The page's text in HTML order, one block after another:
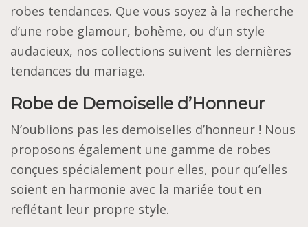
robes tendances. Que vous soyez à la recherche
d’une robe glamour, bohème, ou d’un style
audacieux, nos collections suivent les dernières
tendances du mariage.
Robe de Demoiselle d’Honneur
N’oublions pas les demoiselles d’honneur ! Nous
proposons également une gamme de robes
conçues spécialement pour elles, pour qu’elles
soient en harmonie avec la mariée tout en
reflétant leur propre style.